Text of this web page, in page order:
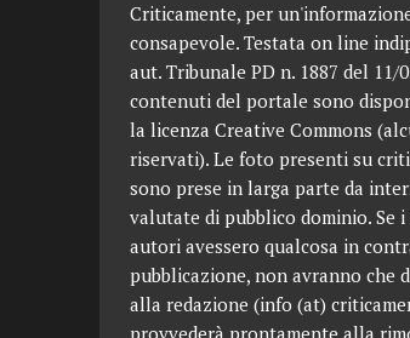
Criticamente, per
consapevole. Testata on line
aut. Tribunale PD n. 1887 del 11/
contenuti del portale sono
la licenza Creative Commons
riservati). Le foto presenti su
sono prese in larga parte da
valutate di pubblico dominio. Se
autori avessero qualcosa in
pubblicazione, non avranno che
alla redazione (info (at)
provvederà prontamente alla